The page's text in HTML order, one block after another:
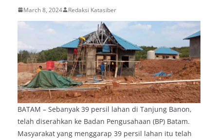
March 8, 2024 Redaksi Katasiber
BATAM – Sebanyak 39 persil lahan di Tanjung Banon,
telah diserahkan ke Badan Pengusahaan (BP) Batam.
Masyarakat yang menggarap 39 persil lahan itu telah